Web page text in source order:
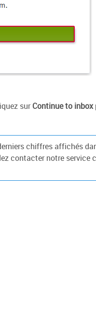
surContinue to inbox
chiffres affichés
contacter notre service